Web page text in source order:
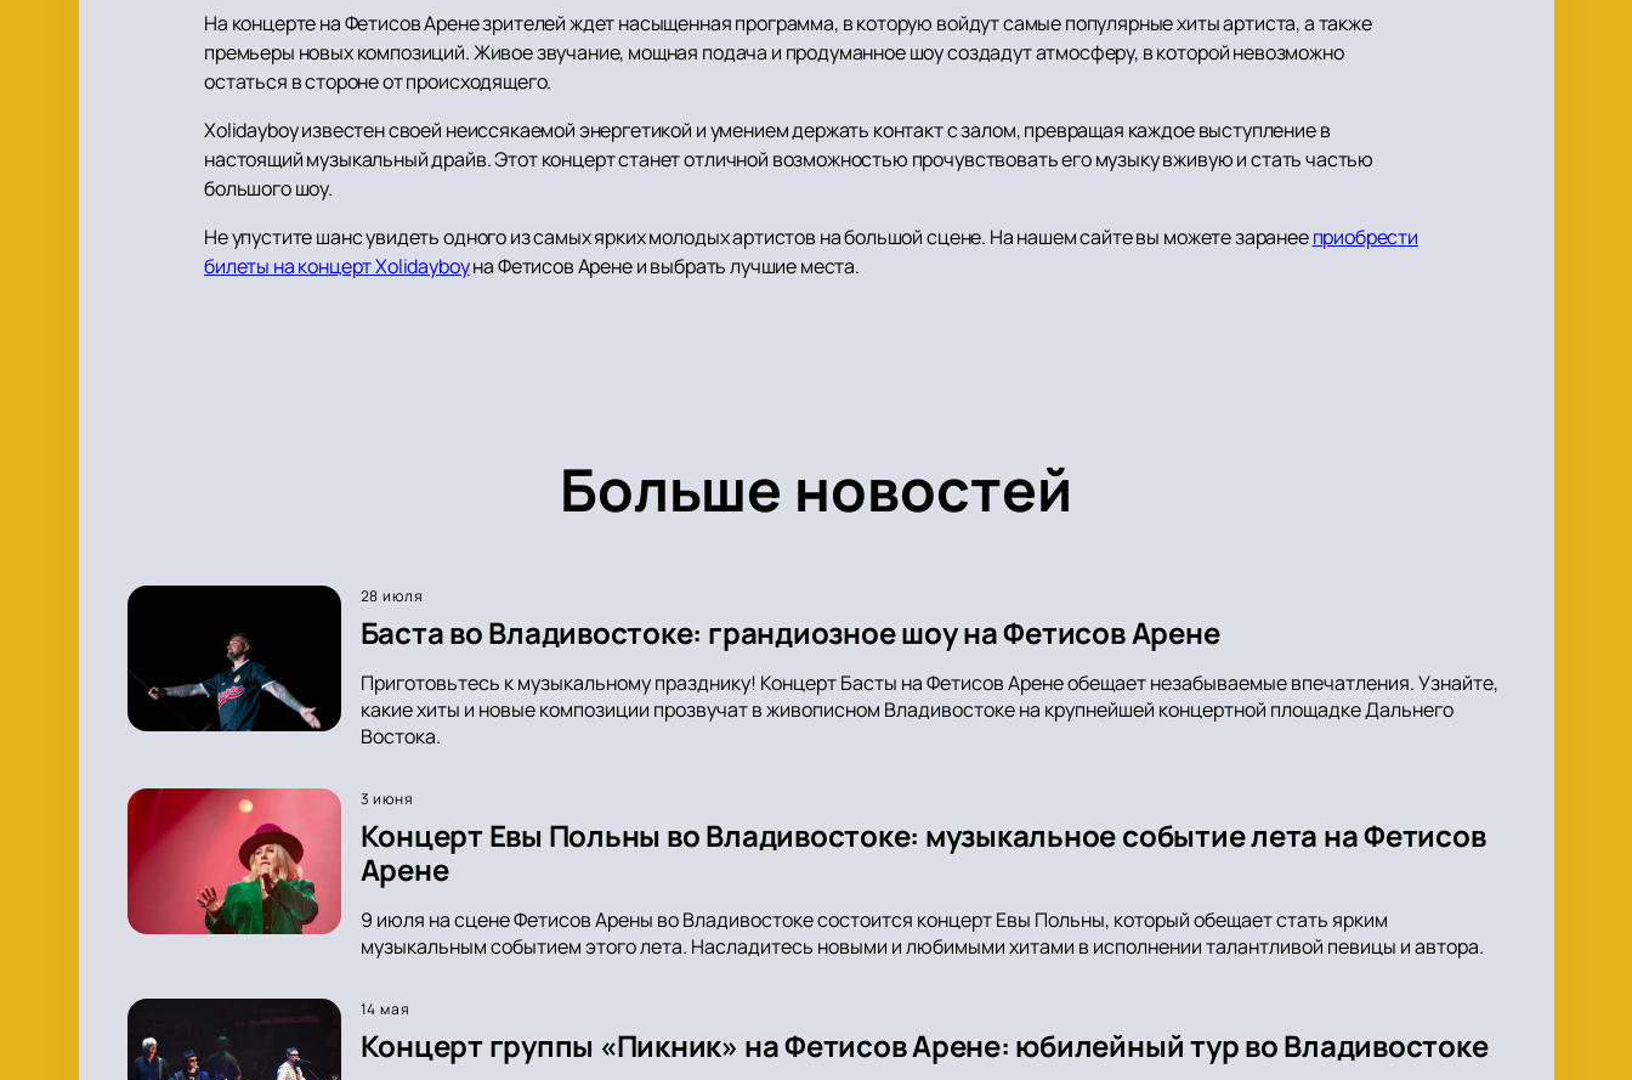
На концерте на Фетисов Арене зрителей ждет насыщенная программа, в которую войдут самые популярные хиты артиста, а также
премьеры новых композиций. Живое звучание, мощная подача и продуманное шоу создадут атмосферу, в которой невозможно
остаться в стороне от происходящего.
Xolidayboy известен своей неиссякаемой энергетикой и умением держать контакт с залом, превращая каждое выступление в
настоящий музыкальный драйв. Этот концерт станет отличной возможностью прочувствовать его музыку вживую и стать частью
большого шоу.
Не упустите шанс увидеть одного из самых ярких молодых артистов на большой сцене. На нашем сайте вы можете заранееприобрести
билеты на концерт Xolidayboyна Фетисов Арене и выбрать лучшие места.
Больше новостей
28 июля
Баста во Владивостоке: грандиозное шоу на Фетисов Арене
Приготовьтесь к музыкальному празднику! Концерт Басты на Фетисов Арене обещает незабываемые впечатления. Узнайте,
какие хиты и новые композиции прозвучат в живописном Владивостоке на крупнейшей концертной площадке Дальнего
Востока.
3 июня
Концерт Евы Польны во Владивостоке: музыкальное событие лета на Фетисов
Арене
9 июля на сцене Фетисов Арены во Владивостоке состоится концерт Евы Польны, который обещает стать ярким
музыкальным событием этого лета. Насладитесь новыми и любимыми хитами в исполнении талантливой певицы и автора.
14 мая
Концерт группы «Пикник» на Фетисов Арене: юбилейный тур во Владивостоке